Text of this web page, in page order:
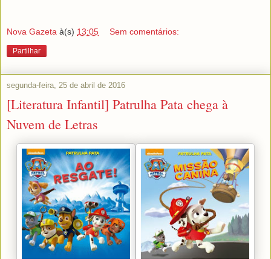
Nova Gazeta à(s) 13:05 Sem comentários:
Partilhar
segunda-feira, 25 de abril de 2016
[Literatura Infantil] Patrulha Pata chega à
Nuvem de Letras